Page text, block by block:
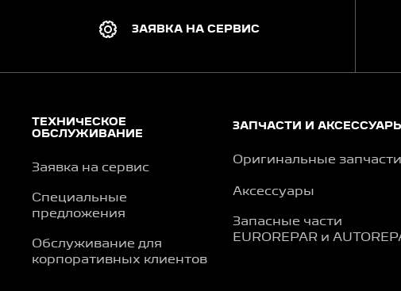
ЗАЯВКА НА СЕРВИС
ТЕХНИЧЕСКОЕ
ОБСЛУЖИВАНИЕ
Заявка на сервис
Специальные
предложения
Обслуживание для
корпоративных клиентов
ЗАПЧАСТИ И АКСЕССУАРЫ
Оригинальные запчасти
Аксессуары
Запасные части
EUROREPAR и